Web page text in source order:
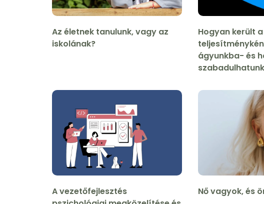
Az életnek tanulunk, vagy az
iskolának?
Hogyan került a
ágyunkba- és
A vezetőfejlesztés
Nő vagyok, és